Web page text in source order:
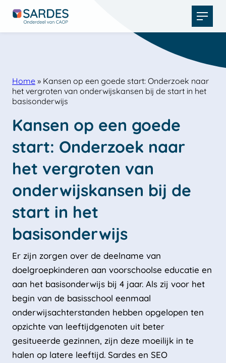
Open
menu
Home » Kansen op een goede start: Onderzoek naar
het vergroten van onderwijskansen bij de start in het
basisonderwijs
Kansen op een goede
start: Onderzoek naar
het vergroten van
onderwijskansen bij de
start in het
basisonderwijs
Er zijn zorgen over de deelname van
doelgroepkinderen aan voorschoolse educatie en
aan het basisonderwijs bij 4 jaar. Als zij voor het
begin van de basisschool eenmaal
onderwijsachterstanden hebben opgelopen ten
opzichte van leeftijdgenoten uit beter
gesitueerde gezinnen, zijn deze moeilijk in te
halen op latere leeftijd. Sardes en SEO